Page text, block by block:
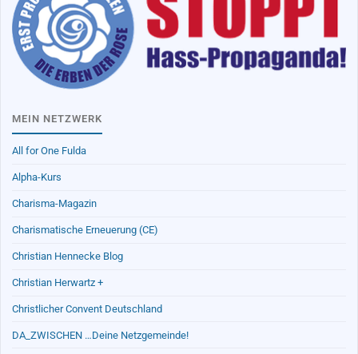
MEIN NETZWERK
All for One Fulda
Alpha-Kurs
Charisma-Magazin
Charismatische Erneuerung (CE)
Christian Hennecke Blog
Christian Herwartz +
Christlicher Convent Deutschland
DA_ZWISCHEN …Deine Netzgemeinde!